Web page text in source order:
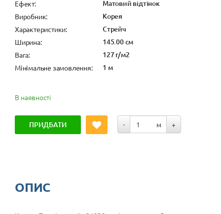
Ефект: Матовий відтінок
Виробник: Корея
Характеристики: Стрейч
Ширина: 145.00 см
Вага: 127 г/м2
Мінімальне замовлення: 1 м
В наявності
ПРИДБАТИ - м +
ОПИС